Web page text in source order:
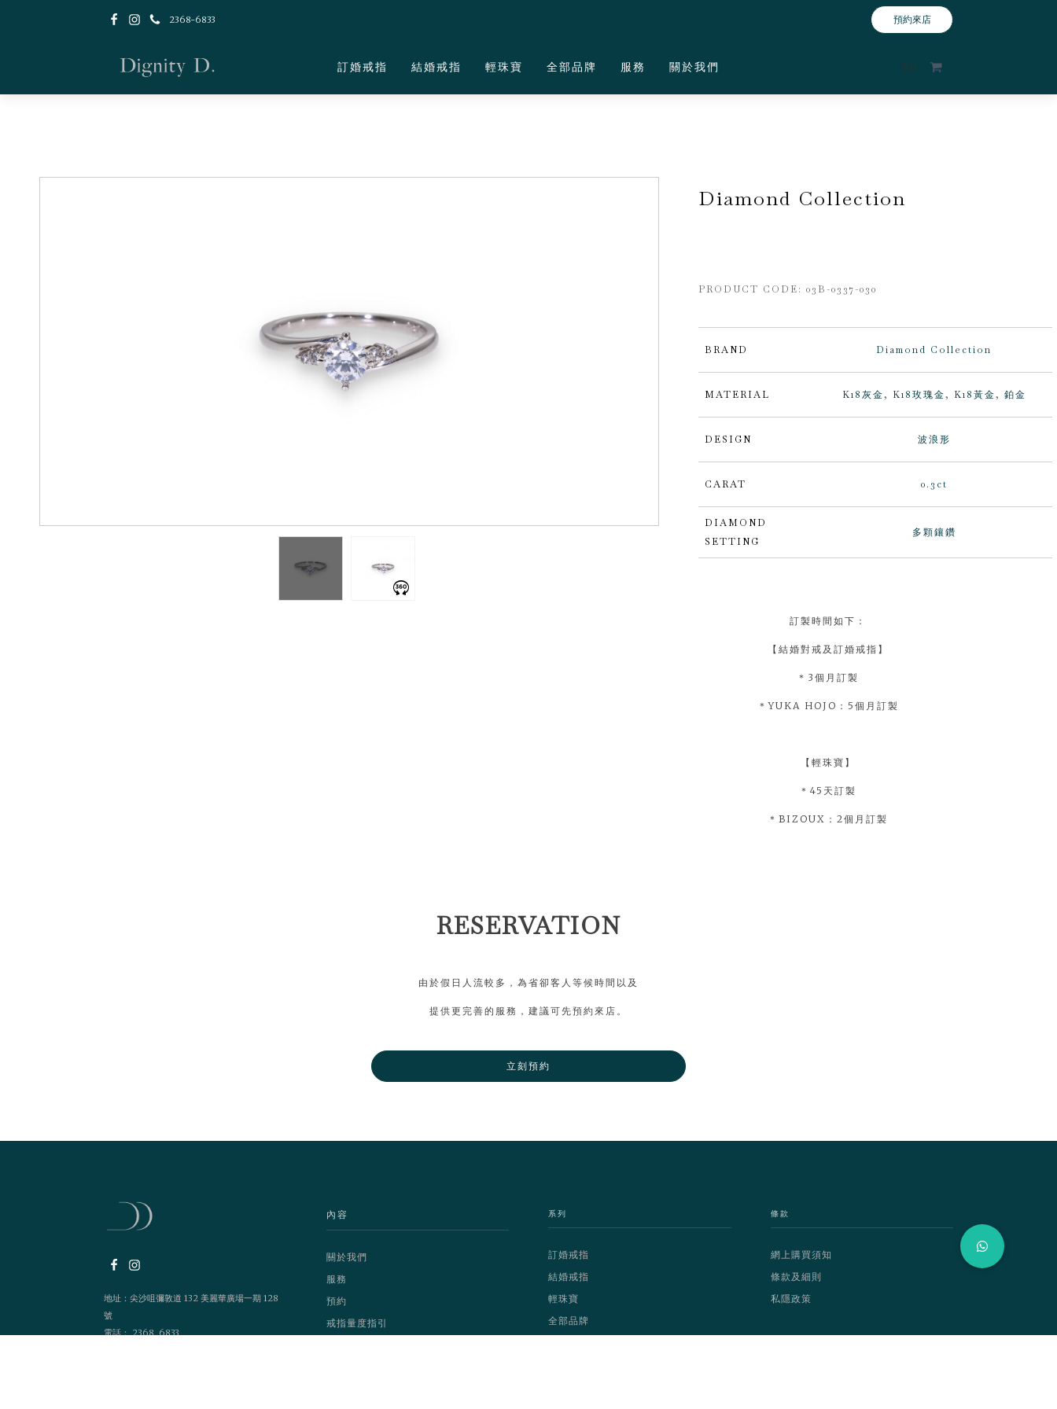
2368-6833 預約來店
訂婚戒指 結婚戒指 輕珠寶 全部品牌 服務 關於我們 $ 0
Diamond Collection
PRODUCT CODE: 03B-0337-030
BRAND Diamond Collection
MATERIAL K18灰金, K18玫瑰金, K18黃金, 鉑金
DESIGN 波浪形
CARAT 0.3ct
DIAMOND
SETTING
多顆鑲鑽
訂製時間如下：
【結婚對戒及訂婚戒指】
＊3個月訂製
＊YUKA HOJO：5個月訂製
【輕珠寶】
＊45天訂製
＊BIZOUX：2個月訂製
RESERVATION
由於假日人流較多，為省卻客人等候時間以及
提供更完善的服務，建議可先預約來店。
立刻預約
地址：尖沙咀彌敦道 132 美麗華廣場一期 128
號
電話： 2368 6833
內容
關於我們
服務
預約
戒指量度指引
系列
訂婚戒指
結婚戒指
輕珠寶
全部品牌
條款
網上購買須知
條款及細則
私隱政策